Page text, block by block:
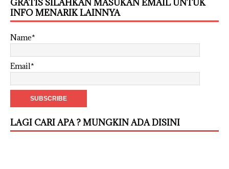
GRATIS SILAHKAN MASUKAN EMAIL UNTUK
INFO MENARIK LAINNYA
Name*
Email*
LAGI CARI APA ? MUNGKIN ADA DISINI